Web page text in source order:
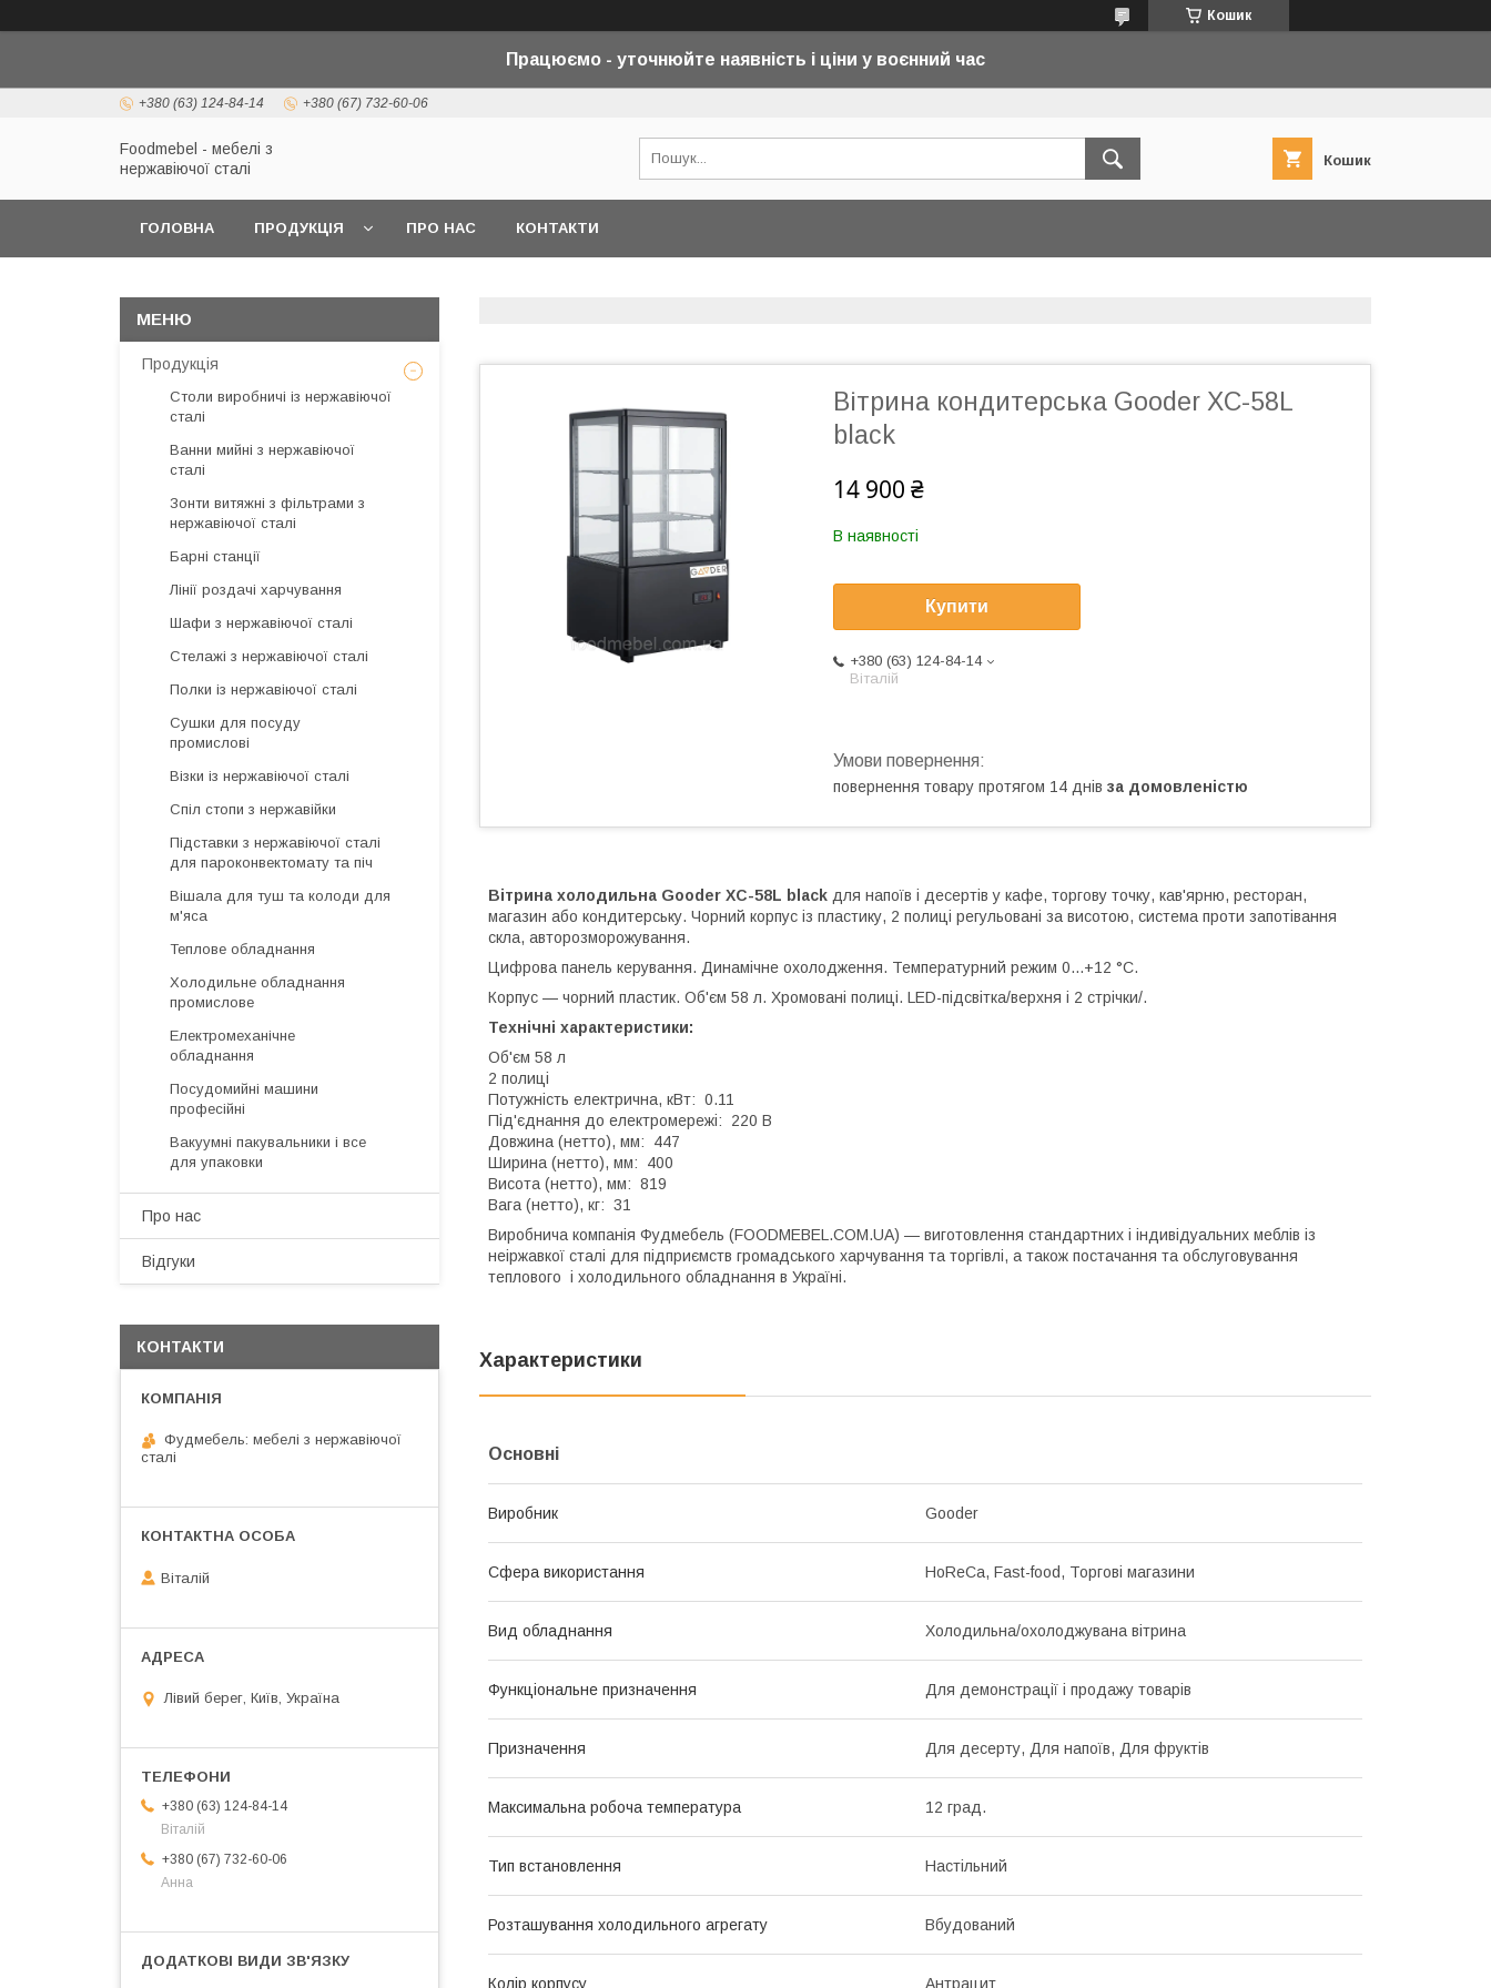
Кошик
Працюємо - уточнюйте наявність і ціни у воєнний час
+380 (63) 124-84-14 +380 (67) 732-60-06
Foodmebel - мебелі з
нержавіючої сталі
Кошик
ГОЛОВНА ПРОДУКЦІЯ ПРО НАС КОНТАКТИ
Вітрина кондитерська Gooder XC-58L
black
14 900 ₴
В наявності
Купити
+380 (63) 124-84-14
Віталій
повернення товару протягом 14 днів за домовленістю
Вітрина холодильна Gooder XC-58L black для напоїв і десертів у кафе, торгову точку, кав'ярню, ресторан,
магазин або кондитерську. Чорний корпус із пластику, 2 полиці регульовані за висотою, система проти запотівання
скла, авторозморожування.
Цифрова панель керування. Динамічне охолодження. Температурний режим 0...+12 °C.
Корпус — чорний пластик. Об'єм 58 л. Хромовані полиці. LED-підсвітка/верхня і 2 стрічки/.
Технічні характеристики:
Об'єм 58 л
2 полиці
Потужність електрична, кВт: 0.11
Під'єднання до електромережі: 220 В
Довжина (нетто), мм: 447
Ширина (нетто), мм: 400
Висота (нетто), мм: 819
Вага (нетто), кг: 31
Виробнича компанія Фудмебель (FOODMEBEL.СOM.UA) — виготовлення стандартних і індивідуальних меблів із
неіржавкої сталі для підприємств громадського харчування та торгівлі, а також постачання та обслуговування
теплового і холодильного обладнання в Україні.
Характеристики
Основні
Виробник Gooder
Сфера використання HoReCa, Fast-food, Торгові магазини
Вид обладнання Холодильна/охолоджувана вітрина
Функціональне призначення Для демонстрації і продажу товарів
Призначення Для десерту, Для напоїв, Для фруктів
Максимальна робоча температура 12 град.
Тип встановлення Настільний
Розташування холодильного агрегату Вбудований
Колір корпусу Антрацит
Продукція
Столи виробничі із нержавіючої
сталі
Ванни мийні з нержавіючої
сталі
Зонти витяжні з фільтрами з
нержавіючої сталі
Барні станції
Лінії роздачі харчування
Шафи з нержавіючої сталі
Стелажі з нержавіючої сталі
Полки із нержавіючої сталі
Сушки для посуду
промислові
Візки із нержавіючої сталі
Спіл стопи з нержавійки
Підставки з нержавіючої сталі
для пароконвектомату та піч
Вішала для туш та колоди для
м'яса
Теплове обладнання
Холодильне обладнання
промислове
Електромеханічне
обладнання
Посудомийні машини
професійні
Вакуумні пакувальники і все
для упаковки
Про нас
Відгуки
КОНТАКТИ
Фудмебель: мебелі з нержавіючої
сталі
Віталій
Лівий берег, Київ, Україна
+380 (63) 124-84-14
Віталій
+380 (67) 732-60-06
Анна